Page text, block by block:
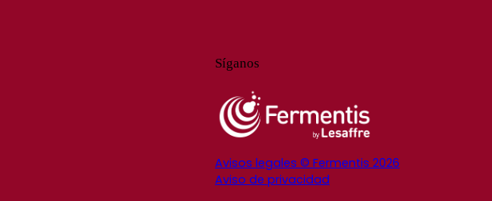
Síganos
Avisos legales © Fermentis 2026
Aviso de privacidad